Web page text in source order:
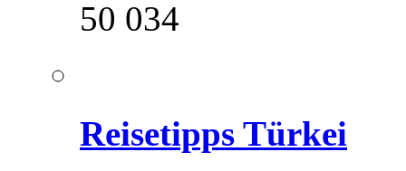
50 034
Reisetipps Türkei